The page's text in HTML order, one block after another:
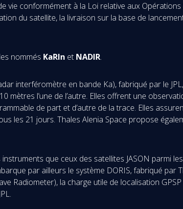
vie conformément à la Loi relative aux
du satellite, la livraison sur la base de
nommés KaRIn et NADIR.
interféromètre en bande Ka), fabriqué par le
l’une de l’autre. Elles offrent une
de part et d’autre de la trace. Elles
les 21 jours. Thales Alenia Space propose
que ceux des satellites JASON parmi
par ailleurs le système DORIS, fabriqué par
Radiometer), la charge utile de localisation